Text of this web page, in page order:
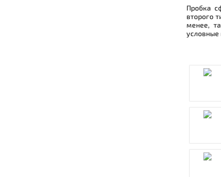
Пробка
второго
менее,
условные